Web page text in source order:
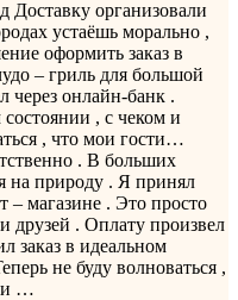
Доставку организовали
устаёшь морально ,
оформить заказ в
– гриль для большой
через онлайн-банк .
состоянии , с чеком и
, что мои гости…
. В больших
на природу . Я принял
– магазине . Это просто
друзей . Оплату произвел
заказ в идеальном
не буду волноваться ,
…